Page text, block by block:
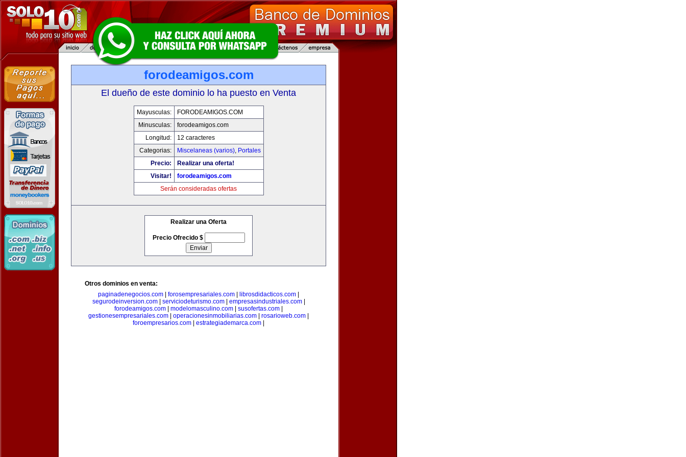
forodeamigos.com
El dueño de este dominio lo ha puesto en Venta
Mayusculas:
FORODEAMIGOS.COM
Minusculas:
forodeamigos.com
Longitud:
12 caracteres
Categorias:
Miscelaneas (varios), Portales
Precio:
Realizar una oferta!
Visitar!
forodeamigos.com
Serán consideradas ofertas
Realizar una Oferta
Precio Ofrecido $
Otros dominios en venta:
paginadenegocios.com
forosempresariales.com librosdidacticos.com
segurodeinversion.com| serviciodeturismo.com| empresasindustriales.com|
forodeamigos.com
modelomasculino.com susofertas.com
gestionesempresariales.com
operacionesinmobiliarias.com rosarioweb.com
foroempresarios.com
estrategiademarca.com